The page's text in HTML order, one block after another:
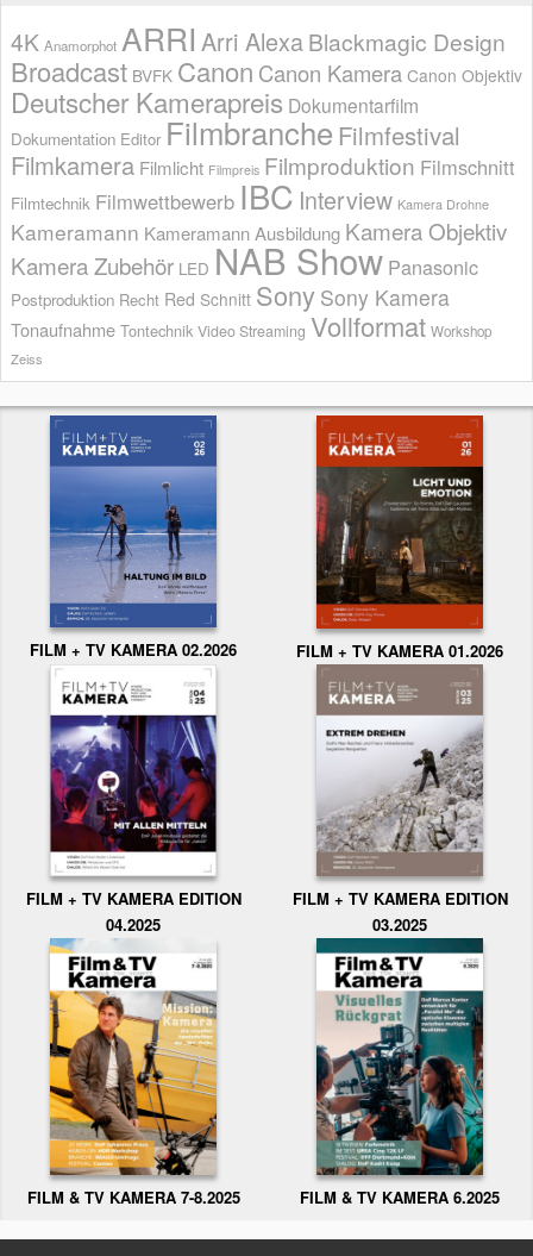
4K Anamorphot ARRI Arri AlexaBlackmagic Design
Broadcast BVFK Canon Canon Kamera Canon Objektiv
Deutscher Kamerapreis Dokumentarfilm
Dokumentation Editor Filmbranche Filmfestival
Filmkamera Filmlicht Filmpreis Filmproduktion Filmschnitt
Filmtechnik Filmwettbewerb IBC Interview Kamera Drohne
Kameramann Kameramann Ausbildung Kamera Objektiv
Kamera Zubehör LED NAB Show Panasonic
Postproduktion Recht Red Schnitt Sony Sony Kamera
Tonaufnahme Tontechnik Video Streaming Vollformat Workshop
Zeiss
FILM + TV KAMERA 02.2026 FILM + TV KAMERA 01.2026
FILM + TV KAMERA EDITION
04.2025
FILM + TV KAMERA EDITION
03.2025
FILM & TV KAMERA 7-8.2025 FILM & TV KAMERA 6.2025